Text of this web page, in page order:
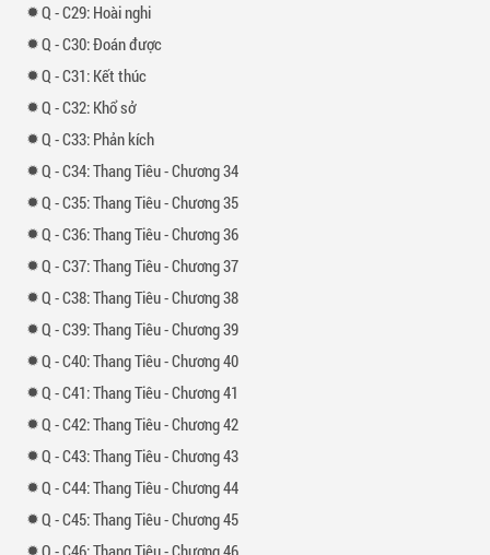
- 29: Hoài nghi
- 30: Đoán được
- 31: Kết thúc
- 32: Khổ sở
- 33: Phản kích
- 34: Thang Tiêu - Chương 34
- 35: Thang Tiêu - Chương 35
- 36: Thang Tiêu - Chương 36
- 37: Thang Tiêu - Chương 37
- 38: Thang Tiêu - Chương 38
- 39: Thang Tiêu - Chương 39
- 40: Thang Tiêu - Chương 40
- 41: Thang Tiêu - Chương 41
- 42: Thang Tiêu - Chương 42
- 43: Thang Tiêu - Chương 43
- 44: Thang Tiêu - Chương 44
- 45: Thang Tiêu - Chương 45
- 46: Thang Tiêu - Chương 46